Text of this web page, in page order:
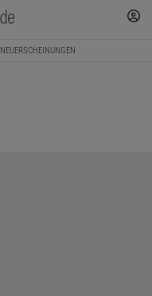
NEUERSCHEINUNGEN